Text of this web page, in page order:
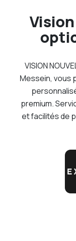
VISION
Messein, vous
premium.
et facilités de